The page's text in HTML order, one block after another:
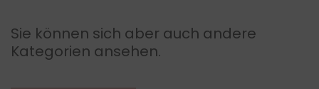
Sie können sich aber auch andere
Kategorien ansehen.